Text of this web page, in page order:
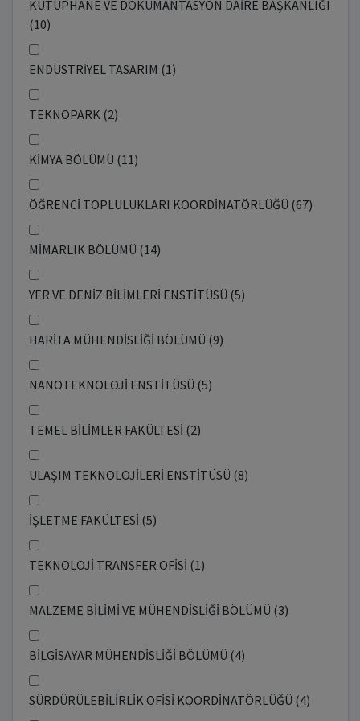
KÜTÜPHANE VE DOKÜMANTASYON DAİRE BAŞKANLIĞI
(10)
ENDÜSTRİYEL TASARIM (1)
TEKNOPARK (2)
KİMYA BÖLÜMÜ (11)
ÖĞRENCİ TOPLULUKLARI KOORDİNATÖRLÜĞÜ (67)
MİMARLIK BÖLÜMÜ (14)
YER VE DENİZ BİLİMLERİ ENSTİTÜSÜ (5)
HARİTA MÜHENDİSLİĞİ BÖLÜMÜ (9)
NANOTEKNOLOJİ ENSTİTÜSÜ (5)
TEMEL BİLİMLER FAKÜLTESİ (2)
ULAŞIM TEKNOLOJİLERİ ENSTİTÜSÜ (8)
İŞLETME FAKÜLTESİ (5)
TEKNOLOJİ TRANSFER OFİSİ (1)
MALZEME BİLİMİ VE MÜHENDİSLİĞİ BÖLÜMÜ (3)
BİLGİSAYAR MÜHENDİSLİĞİ BÖLÜMÜ (4)
SÜRDÜRÜLEBİLİRLİK OFİSİ KOORDİNATÖRLÜĞÜ (4)